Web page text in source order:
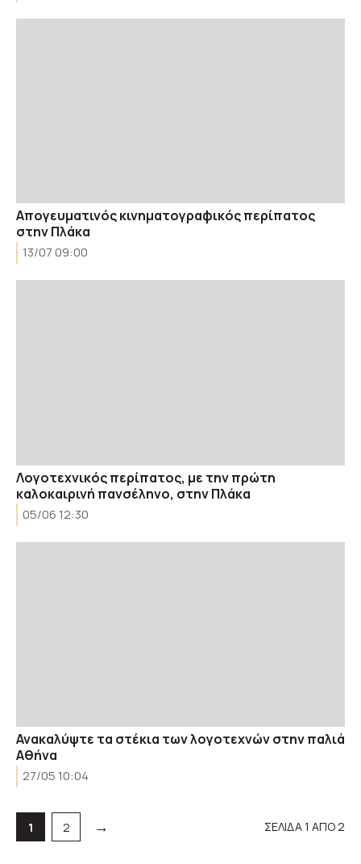
Απογευματινός κινηματογραφικός περίπατος
στην Πλάκα
13/07 09:00
Λογοτεχνικός περίπατος, με την πρώτη
καλοκαιρινή πανσέληνο, στην Πλάκα
05/06 12:30
Ανακαλύψτε τα στέκια των λογοτεχνών στην παλιά
Αθήνα
27/05 10:04
Σελίδα
1 Σελίδα
2 → ΣΕΛΙΔΑ 1 ΑΠΟ 2